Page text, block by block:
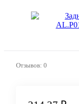
Отзывов: 0